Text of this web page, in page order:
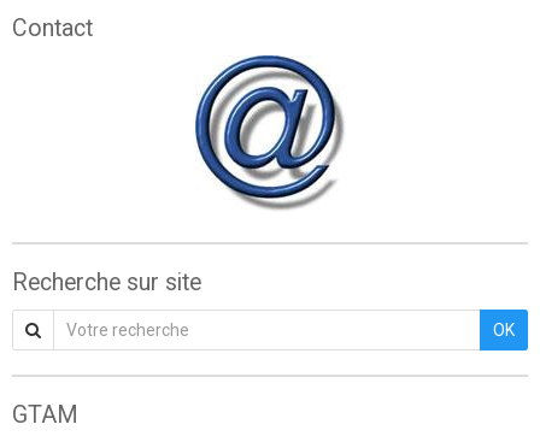
Contact
Recherche sur site
OK
GTAM